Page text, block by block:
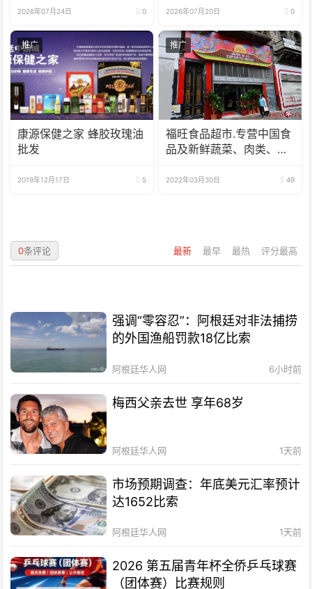
2026年07月24日 0 2026年07月20日 0
推广
康源保健之家 蜂胶玫瑰油
批发
2019年12月17日 5
推广
福旺食品超市.专营中国食
品及新鲜蔬菜、肉类、
2022年03月30日 49
最新 最早 最热 评分最高
0条评论
强调“零容忍”：阿根廷对非法捕捞
的外国渔船罚款18亿比索
阿根廷华人网 6小时前
梅西父亲去世 享年68岁
阿根廷华人网 1天前
市场预期调查：年底美元汇率预计
达1652比索
阿根廷华人网 1天前
2026 第五届青年杯全侨乒乓球赛
（团体赛）比赛规则